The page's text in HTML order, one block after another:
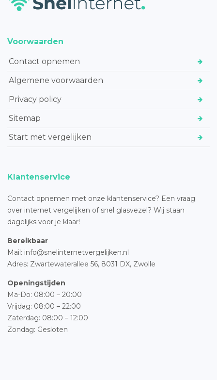
Voorwaarden
Contact opnemen
Algemene voorwaarden
Privacy policy
Sitemap
Start met vergelijken
Klantenservice
Contact opnemen met onze klantenservice? Een vraag
over internet vergelijken of snel glasvezel? Wij staan
dagelijks voor je klaar!
Bereikbaar
Mail: info@snelinternetvergelijken.nl
Adres: Zwartewaterallee 56, 8031 DX, Zwolle
Openingstijden
Ma-Do: 08:00 – 20:00
Vrijdag: 08:00 – 22:00
Zaterdag: 08:00 – 12:00
Zondag: Gesloten